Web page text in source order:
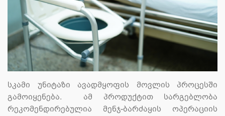
სკამი უნიტაზი ავადმყოფის მოვლის პროცესში
გამოიყენება. ამ პროდუქტით სარგებლობა
რეკომენდირებულია მენჯ-ბარძაყის ოპერაციის